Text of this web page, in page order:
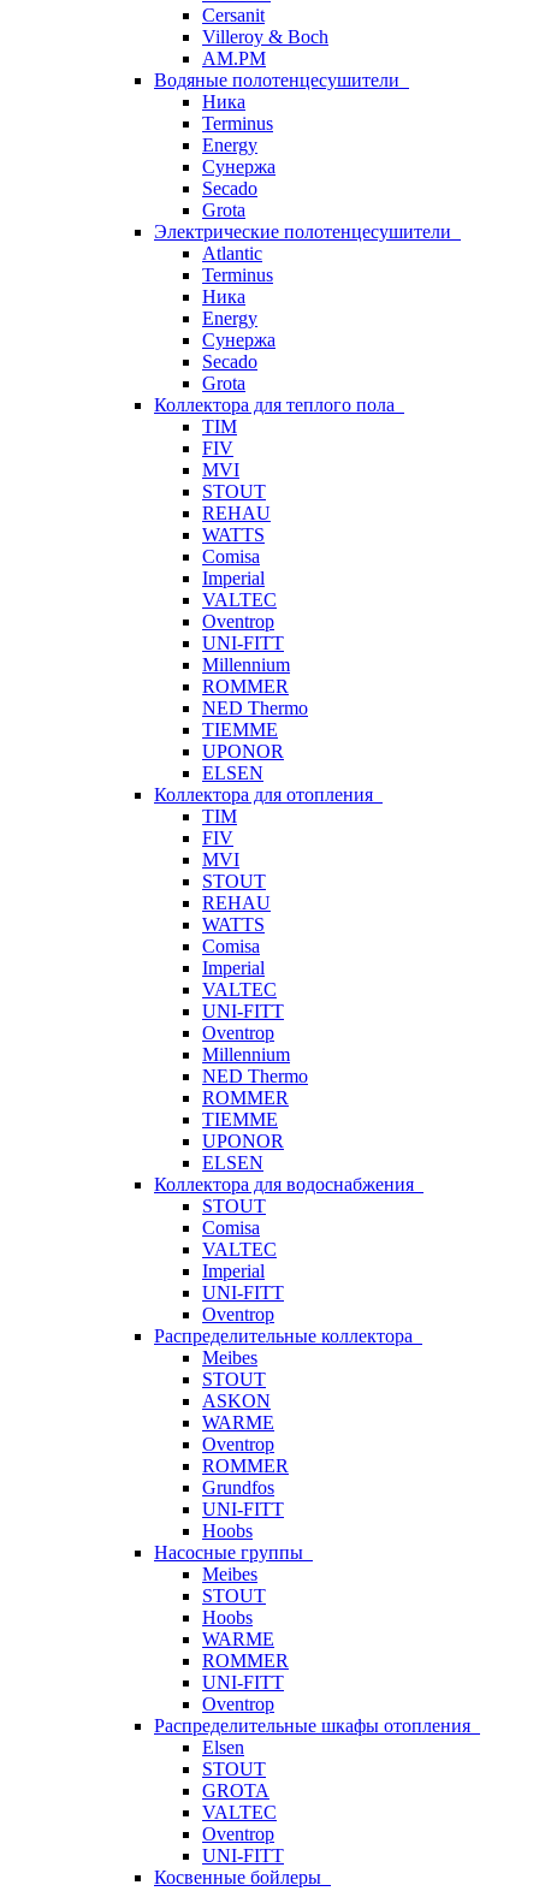
Cersanit
Villeroy & Boch
AM.PM
Водяные полотенцесушители
Ника
Terminus
Energy
Сунержа
Secado
Grota
Электрические полотенцесушители
Atlantic
Terminus
Ника
Energy
Сунержа
Secado
Grota
Коллектора для теплого пола
TIM
FIV
MVI
STOUT
REHAU
WATTS
Comisa
Imperial
VALTEC
Oventrop
UNI-FITT
Millennium
ROMMER
NED Thermo
TIEMME
UPONOR
ELSEN
Коллектора для отопления
TIM
FIV
MVI
STOUT
REHAU
WATTS
Comisa
Imperial
VALTEC
UNI-FITT
Oventrop
Millennium
NED Thermo
ROMMER
TIEMME
UPONOR
ELSEN
Коллектора для водоснабжения
STOUT
Comisa
VALTEC
Imperial
UNI-FITT
Oventrop
Распределительные коллектора
Meibes
STOUT
ASKON
WARME
Oventrop
ROMMER
Grundfos
UNI-FITT
Hoobs
Насосные группы
Meibes
STOUT
Hoobs
WARME
ROMMER
UNI-FITT
Oventrop
Распределительные шкафы отопления
Elsen
STOUT
GROTA
VALTEC
Oventrop
UNI-FITT
Косвенные бойлеры